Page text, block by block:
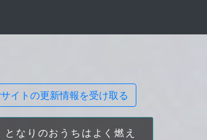
サイトの更新情報を受け取る
となりのおうちはよく燃え